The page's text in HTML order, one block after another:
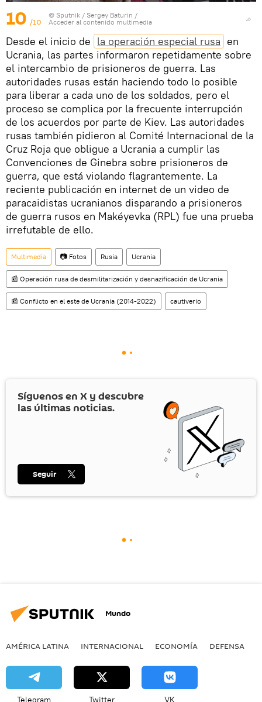
10 /10
© Sputnik / Sergey Baturin /
Acceder al contenido multimedia
Desde el inicio de la operación especial rusa en
Ucrania, las partes informaron repetidamente sobre
el intercambio de prisioneros de guerra. Las
autoridades rusas están haciendo todo lo posible
para liberar a cada uno de los soldados, pero el
proceso se complica por la frecuente interrupción
de los acuerdos por parte de Kiev. Las autoridades
rusas también pidieron al Comité Internacional de la
Cruz Roja que obligue a Ucrania a cumplir las
Convenciones de Ginebra sobre prisioneros de
guerra, que está violando flagrantemente. La
reciente publicación en internet de un video de
paracaidistas ucranianos disparando a prisioneros
de guerra rusos en Makéyevka (RPL) fue una prueba
irrefutable de ello.
Multimedia 📷 Fotos Rusia Ucrania
📰 Operación rusa de desmilitarización y desnazificación de Ucrania
📰 Conflicto en el este de Ucrania (2014-2022) cautiverio
Síguenos en X y descubre
las últimas noticias.
Seguir
Mundo
AMÉRICA LATINA INTERNACIONAL ECONOMÍA DEFENSA
Telegram Twitter VK